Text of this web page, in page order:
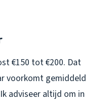
€150 tot €200. Dat
voorkomt gemiddeld
adviseer altijd om in